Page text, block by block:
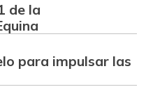
$ 5.583,83
$ 2.860,17
de la
para impulsar las